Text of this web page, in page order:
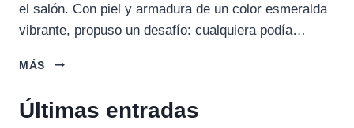
el salón. Con piel y armadura de un color esmeralda
vibrante, propuso un desafío: cualquiera podía…
MÁS
SIR
EL
Últimas entradas